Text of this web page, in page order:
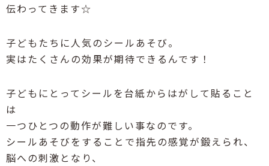
伝わってきます☆
子どもたちに人気のシールあそび。
実はたくさんの効果が期待できるんです！
子どもにとってシールを台紙からはがして貼ること
は
一つひとつの動作が難しい事なのです。
シールあそびをすることで指先の感覚が鍛えられ、
脳への刺激となり、